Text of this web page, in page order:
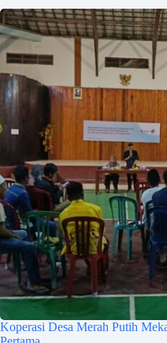
Koperasi Desa Merah Putih